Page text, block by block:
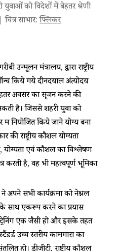
युवाओं को विदेशों में बेहतर श्रेणी
साभार:फ्लिकर
उन्मूलन मंत्रालय, द्वारा राष्ट्रीय
किये गये दीनदयाल अंत्योदय
अवसर का सृजन करने की
है। जिससे शहरी युवा को
में नियोजित किये जाने योग्य बना
राष्ट्रीय कौशल योग्यता
योग्यता एवं कौशल का विश्लेषण
करती है, वह भी महत्वपूर्ण भूमिका
अपने सभी कार्यक्रमों को नेश्नल
साथ एकरूप करने का प्रयास
ट्रेनिंग एक जैसी हो और इसके तहत
उच्च स्तरीय कामगारों का